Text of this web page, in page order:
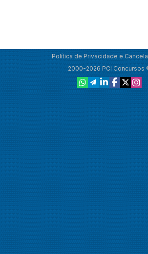
Política de Privacidade e
2000-2026 PCI Concursos